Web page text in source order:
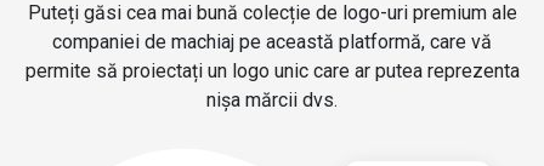
Puteți găsi cea mai bună colecție de logo-uri premium ale
companiei de machiaj pe această platformă, care vă
permite să proiectați un logo unic care ar putea reprezenta
nișa mărcii dvs.